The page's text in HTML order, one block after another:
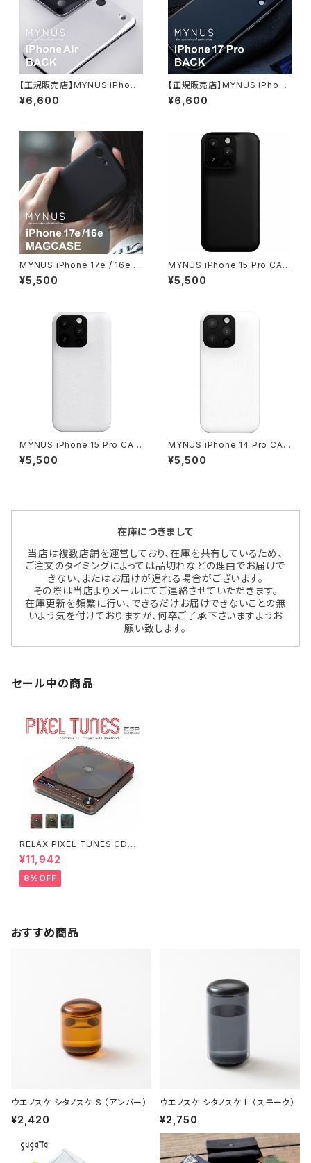
【正規販売店】MYNUS iPhone
Air BACK バックプレート マイ
ナス エアー バック MagSafe
¥6,600
【正規販売店】MYNUS iPhone
17 Pro BACK バックプレート
マイナス プロ バック MagSafe
¥6,600
MYNUS iPhone 17e / 16e M
AGCASE マイナス マグケース
MagSafe対応
¥5,500
MYNUS iPhone 15 Pro CAS
E（ラバーブラック）マイナスアイ
フォンケース
¥5,500
MYNUS iPhone 15 Pro CAS
E（サンドホワイト）マイナスアイ
フォンケース
¥5,500
MYNUS iPhone 14 Pro CAS
E（サンドホワイト）マイナスアイ
フォンケース
¥5,500
在庫につきまして
当店は複数店舗を運営しており、在庫を共有しているため、
ご注文のタイミングによっては品切れなどの理由でお届けで
きない、またはお届けが遅れる場合がございます。
その際は当店よりメールにてご連絡させていただきます。
在庫更新を頻繁に行い、できるだけお届けできないことの無
いよう気を付けておりますが、何卒ご了承下さいますようお
願い致します。
セール中の商品
RELAX PIXEL TUNES CDプ
レーヤー ピクセルチューンズ Bl
uetooth ポータブル CD Play
er
¥11,942
8%OFF
おすすめ商品
ウエノスケ シタノスケ S （アンバー）
¥2,420
ウエノスケ シタノスケ L （スモーク）
¥2,750